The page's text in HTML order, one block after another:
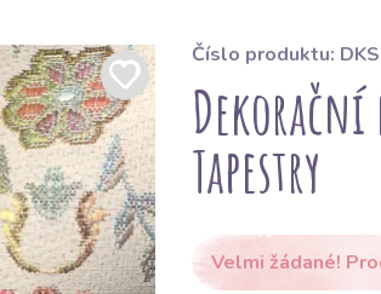
Číslo produktu:
Dekorační
Tapestry
Velmi žádané!